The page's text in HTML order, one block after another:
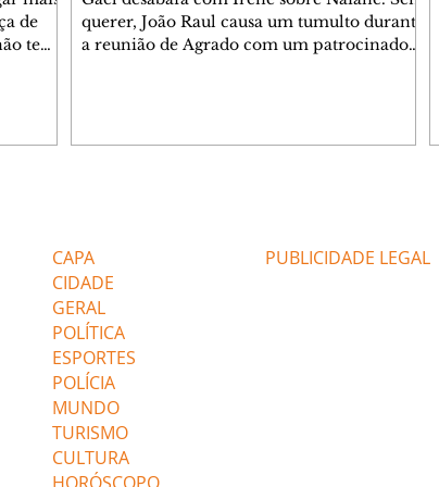
de
tem
de
querer, João Raul causa um tumulto durante
a reunião de Agrado com um patrocinador.
termina o relacionamento dos dois.
CAPA
CIDADE
GERAL
POLÍTICA
ESPORTES
POLÍCIA
MUNDO
TURISMO
CULTURA
PUBLICIDADE LEGAL